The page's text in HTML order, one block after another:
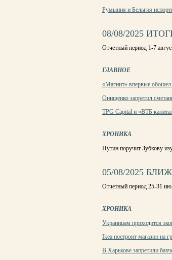
Румыния и Бельгия
08/08/2025
Отчетный период 1-7
ГЛАВНОЕ
«Магнит» впервые
Онищенко запретил
TPG Capital и «ВТБ
ХРОНИКА
Путин поручит Зубкову
05/08/2025
Отчетный период 25-31
ХРОНИКА
Украинцам приходится
Ikea построит магазин на
В Харькове запретили